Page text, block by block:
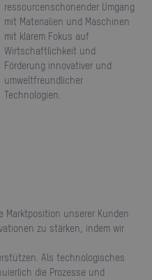
ressourcenschonender Umgang
mit Materialien und Maschinen
mit klarem Fokus auf
Wirtschaftlichkeit und
Förderung innovativer und
umweltfreundlicher
Technologien.
unserer Kunden
zu stärken, indem wir
Als technologisches
die Prozesse und